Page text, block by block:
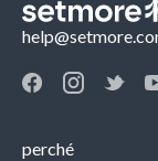
perché